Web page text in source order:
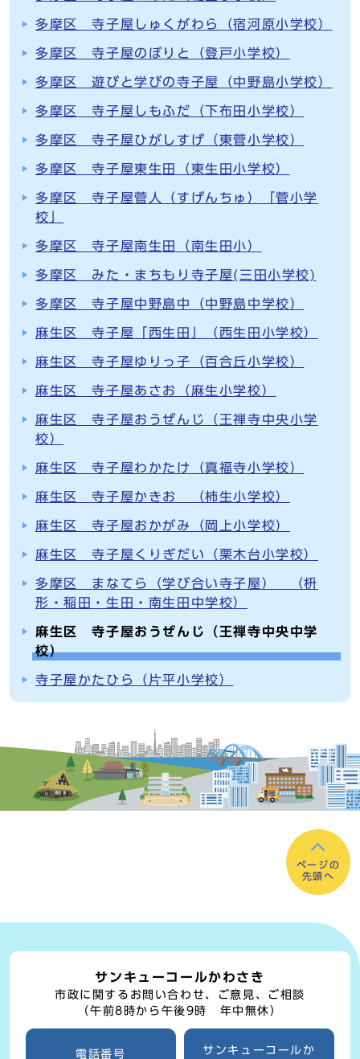
多摩区 寺子屋しゅくがわら（宿河原小学校）
多摩区 寺子屋のぼりと（登戸小学校）
多摩区 遊びと学びの寺子屋（中野島小学校）
多摩区 寺子屋しもふだ（下布田小学校）
多摩区 寺子屋ひがしすげ（東菅小学校）
多摩区 寺子屋東生田（東生田小学校）
多摩区 寺子屋菅人（すげんちゅ）「菅小学
校」
多摩区 寺子屋南生田（南生田小）
多摩区 みた・まちもり寺子屋(三田小学校)
多摩区 寺子屋中野島中（中野島中学校）
麻生区 寺子屋「西生田」（西生田小学校）
麻生区 寺子屋ゆりっ子（百合丘小学校）
麻生区 寺子屋あさお（麻生小学校）
麻生区 寺子屋おうぜんじ（王禅寺中央小学
校）
麻生区 寺子屋わかたけ（真福寺小学校）
麻生区 寺子屋かきお （柿生小学校）
麻生区 寺子屋おかがみ（岡上小学校）
麻生区 寺子屋くりぎだい（栗木台小学校）
多摩区 まなてら（学び合い寺子屋） （枡
形・稲田・生田・南生田中学校）
麻生区 寺子屋おうぜんじ（王禅寺中央中学
校）
寺子屋かたひら（片平小学校）
ページの
先頭へ
サンキューコールかわさき
市政に関するお問い合わせ、ご意見、ご相談
（午前8時から午後9時 年中無休）
電話番号 サンキューコールか